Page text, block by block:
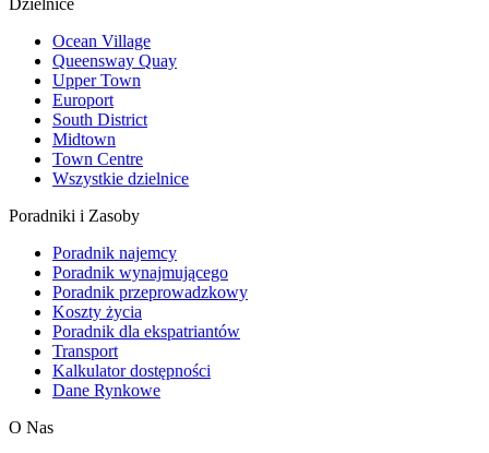
Dzielnice
Ocean Village
Queensway Quay
Upper Town
Europort
South District
Midtown
Town Centre
Wszystkie dzielnice
Poradniki i Zasoby
Poradnik najemcy
Poradnik wynajmującego
Poradnik przeprowadzkowy
Koszty życia
Poradnik dla ekspatriantów
Transport
Kalkulator dostępności
Dane Rynkowe
O Nas